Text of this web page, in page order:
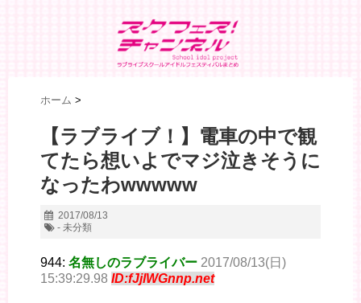
ホーム >
【ラブライブ！】電車の中で観
てたら想いよでマジ泣きそうに
なったわwwwww
2017/08/13
- 未分類
944: 名無しのラブライバー 2017/08/13(日)
15:39:29.98 ID:fJjlWGnnp.net